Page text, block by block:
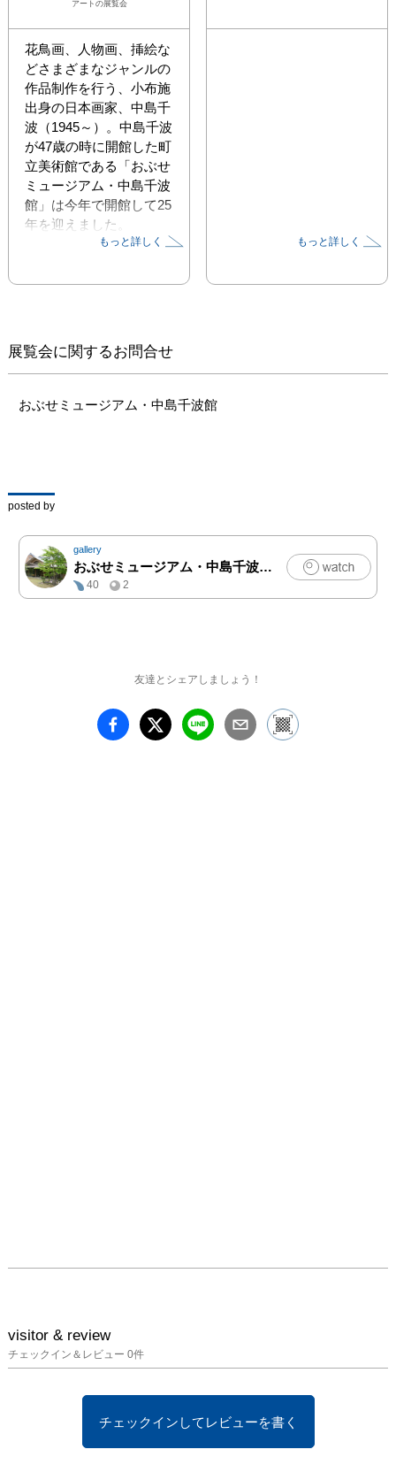
アート の展覧会
花鳥画、人物画、挿絵な
どさまざまなジャンルの
作品制作を行う、小布施
出身の日本画家、中島千
波（1945～）。中島千波
が47歳の時に開館した町
立美術館である「おぶせ
ミュージアム・中島千波
館」は今年で開館して25
年を迎えました。
これを記念して本展では
がやってきた」とし、全
し、一挙に公開します。
これだけの作品を一堂に
念館としてふさわしく、
描いた作品、初期の人物
画のほか、一風変わった
珍しい作品など、多彩な
画家の姿を追います。見
応えのある作品の数々
を、是非ご覧ください。
もっと詳しく もっと詳しく
展覧会に関するお問合せ
おぶせミュージアム・中島千波館
posted by
gallery
おぶせミュージアム・中島千波館
アート
40
2
友達とシェアしましょう！
visitor & review
チェックイン＆レビュー 0件
チェックインしてレビューを書く